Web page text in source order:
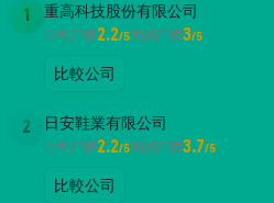
1 重高科技股份有限公司
公司評價2.2/5面試評價3/5
比較公司
2 日安鞋業有限公司
公司評價2.2/5面試評價3.7/5
比較公司